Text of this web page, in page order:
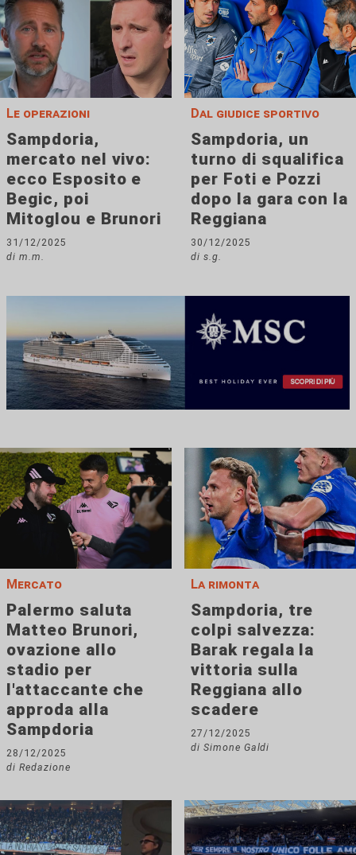
Le operazioni
Sampdoria,
mercato nel vivo:
ecco Esposito e
Begic, poi
Mitoglou e Brunori
31/12/2025
di m.m.
Dal giudice sportivo
Sampdoria, un
turno di squalifica
per Foti e Pozzi
dopo la gara con la
Reggiana
30/12/2025
di s.g.
Mercato
Palermo saluta
Matteo Brunori,
ovazione allo
stadio per
l'attaccante che
approda alla
Sampdoria
28/12/2025
di Redazione
La rimonta
Sampdoria, tre
colpi salvezza:
Barak regala la
vittoria sulla
Reggiana allo
scadere
27/12/2025
di Simone Galdi